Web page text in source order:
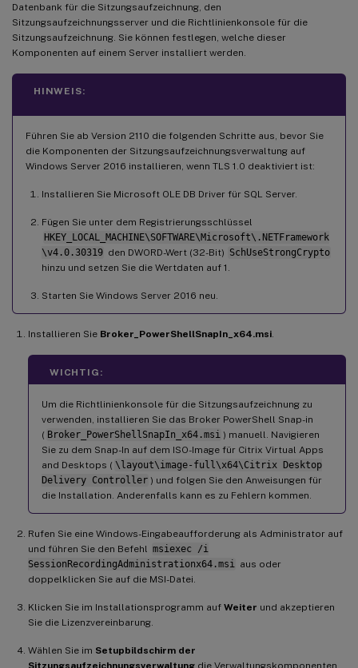
Datenbank für die Sitzungsaufzeichnung, den
Sitzungsaufzeichnungsserver und die Richtlinienkonsole für die
Sitzungsaufzeichnung. Sie können festlegen, welche dieser
Komponenten auf einem Server installiert werden.
HINWEIS:
Führen Sie ab Version 2110 die folgenden Schritte aus, bevor Sie
die Komponenten der Sitzungsaufzeichnungsverwaltung auf
Windows Server 2016 installieren, wenn TLS 1.0 deaktiviert ist:
Installieren Sie Microsoft OLE DB Driver für SQL Server.
Fügen Sie unter dem Registrierungsschlüssel
HKEY_LOCAL_MACHINE\SOFTWARE\Microsoft\.NETFramework
\v4.0.30319 den DWORD-Wert (32-Bit) SchUseStrongCrypto
hinzu und setzen Sie die Wertdaten auf 1.
Starten Sie Windows Server 2016 neu.
Installieren Sie Broker_PowerShellSnapIn_x64.msi
WICHTIG:
Um die Richtlinienkonsole für die Sitzungsaufzeichnung zu
verwenden, installieren Sie das Broker PowerShell Snap-in
( Broker_PowerShellSnapIn_x64.msi ) manuell. Navigieren
Sie zu dem Snap-In auf dem ISO-Image für Citrix Virtual Apps
and Desktops ( \layout\image-full\x64\Citrix Desktop
Delivery Controller ) und folgen Sie den Anweisungen für
die Installation. Anderenfalls kann es zu Fehlern kommen.
Rufen Sie eine Windows-Eingabeaufforderung als Administrator auf
und führen Sie den Befehl msiexec /i
SessionRecordingAdministrationx64.msi
aus oder
doppelklicken Sie auf die MSI-Datei.
Klicken Sie im Installationsprogramm auf Weiter und akzeptieren
Sie die Lizenzvereinbarung.
Wählen Sie im Setupbildschirm der
Sitzungsaufzeichnungsverwaltung die Verwaltungskomponenten